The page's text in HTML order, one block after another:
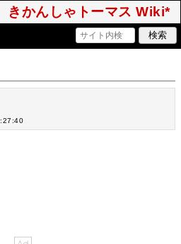
きかんしゃトーマス Wiki*